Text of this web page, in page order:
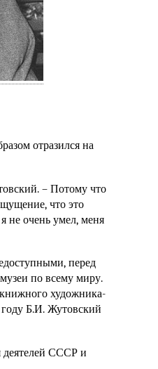
отразился на
– Потому что
что это
не очень умел, меня
перед
по всему миру.
художника-
Б.И. Жутовский
деятелей СССР и